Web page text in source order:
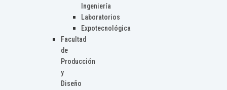
Ingeniería
Laboratorios
Expotecnológica
Facultad
de
Producción
y
Diseño